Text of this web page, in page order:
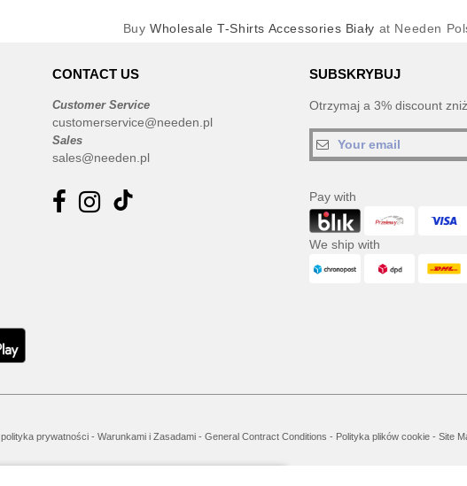
BuyWholesale T-Shirts Accessories Biały at Needen
CONTACT US
Customer Service
customerservice@needen.pl
Sales
sales@needen.pl
SUBSKRYBUJ
Otrzymaj a 3% discount
Pay with
We ship with
polityka prywatności- Warunkami i Zasadami- General Contract Conditions - Polityka plików cookie- Site